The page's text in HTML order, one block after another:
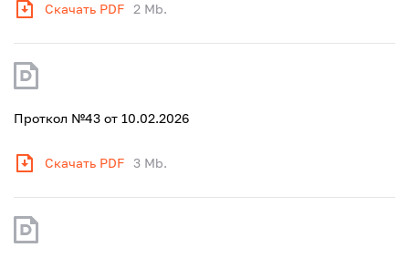
Скачать PDF 2 Mb.
Проткол №43 от 10.02.2026
Скачать PDF 3 Mb.